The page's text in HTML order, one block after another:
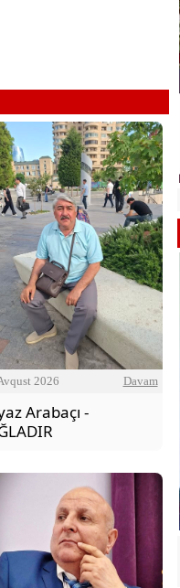
2026 Davam
Arabaçı -
YAŞAYA BİLMİR?